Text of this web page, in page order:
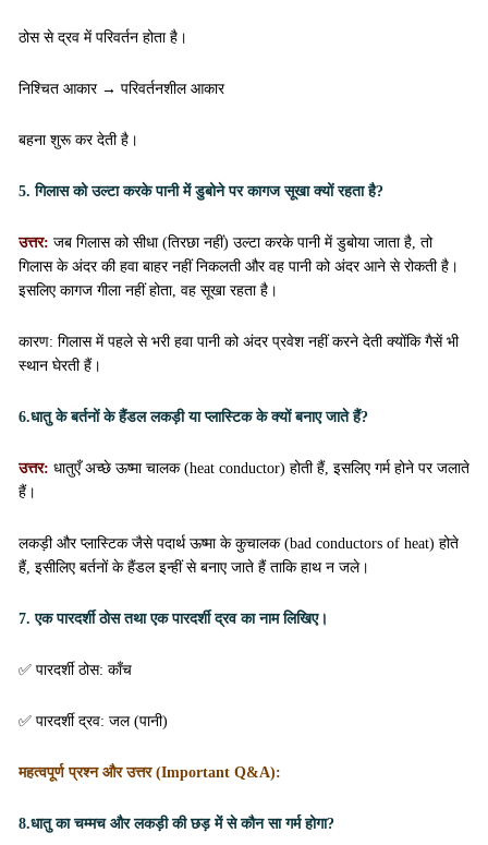
ठोस से द्रव में परिवर्तन होता है।
निश्चित आकार → परिवर्तनशील आकार
बहना शुरू कर देती है।
5. गिलास को उल्टा करके पानी में डुबोने पर कागज सूखा क्यों रहता है?
उत्तर: जब गिलास को सीधा (तिरछा नहीं) उल्टा करके पानी में डुबोया जाता है, तो
गिलास के अंदर की हवा बाहर नहीं निकलती और वह पानी को अंदर आने से रोकती है।
इसलिए कागज गीला नहीं होता, वह सूखा रहता है।
कारण: गिलास में पहले से भरी हवा पानी को अंदर प्रवेश नहीं करने देती क्योंकि गैसें भी
स्थान घेरती हैं।
6.धातु के बर्तनों के हैंडल लकड़ी या प्लास्टिक के क्यों बनाए जाते हैं?
उत्तर: धातुएँ अच्छे ऊष्मा चालक (heat conductor) होती हैं, इसलिए गर्म होने पर जलाते
हैं।
लकड़ी और प्लास्टिक जैसे पदार्थ ऊष्मा के कुचालक (bad conductors of heat) होते
हैं, इसीलिए बर्तनों के हैंडल इन्हीं से बनाए जाते हैं ताकि हाथ न जले।
7. एक पारदर्शी ठोस तथा एक पारदर्शी द्रव का नाम लिखिए।
✅ पारदर्शी ठोस: काँच
✅ पारदर्शी द्रव: जल (पानी)
महत्वपूर्ण प्रश्न और उत्तर (Important Q&A):
8.धातु का चम्मच और लकड़ी की छड़ में से कौन सा गर्म होगा?